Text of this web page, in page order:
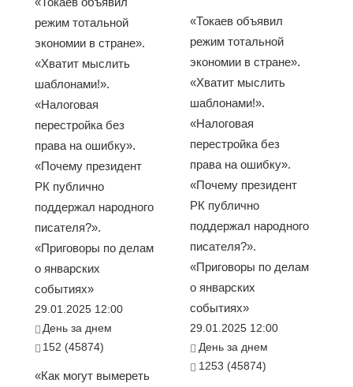
режим тотальной
экономии в стране».
«Хватит мыслить
шаблонами!».
«Налоговая
перестройка без
права на ошибку».
«Почему президент
РК публично
поддержал народного
писателя?».
«Приговоры по делам
о январских
событиях»
29.01.2025 12:00
День за днем
152 (45874)
«Как могут вымереть
«Токаев объявил
режим тотальной
экономии в стране».
«Хватит мыслить
шаблонами!».
«Налоговая
перестройка без
права на ошибку».
«Почему президент
РК публично
поддержал народного
писателя?».
«Приговоры по делам
о январских
событиях»
29.01.2025 12:00
День за днем
1253 (45874)